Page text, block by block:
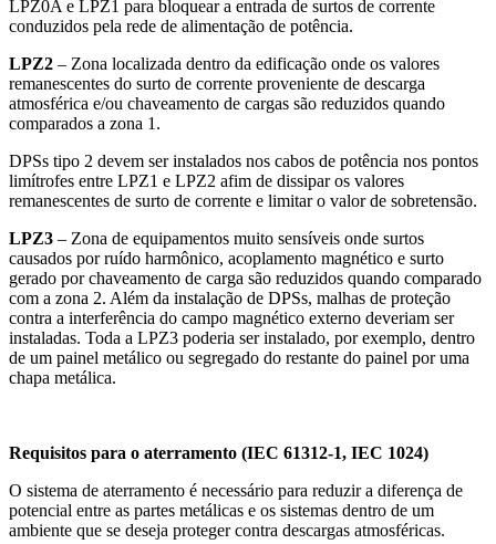
LPZ0A e LPZ1 para bloquear a entrada de surtos de corrente
conduzidos pela rede de alimentação de potência.
LPZ2 – Zona localizada dentro da edificação onde os valores
remanescentes do surto de corrente proveniente de descarga
atmosférica e/ou chaveamento de cargas são reduzidos quando
comparados a zona 1.
DPSs tipo 2 devem ser instalados nos cabos de potência nos pontos
limítrofes entre LPZ1 e LPZ2 afim de dissipar os valores
remanescentes de surto de corrente e limitar o valor de sobretensão.
LPZ3 – Zona de equipamentos muito sensíveis onde surtos
causados por ruído harmônico, acoplamento magnético e surto
gerado por chaveamento de carga são reduzidos quando comparado
com a zona 2. Além da instalação de DPSs, malhas de proteção
contra a interferência do campo magnético externo deveriam ser
instaladas. Toda a LPZ3 poderia ser instalado, por exemplo, dentro
de um painel metálico ou segregado do restante do painel por uma
chapa metálica.
Requisitos para o aterramento (IEC 61312-1, IEC 1024)
O sistema de aterramento é necessário para reduzir a diferença de
potencial entre as partes metálicas e os sistemas dentro de um
ambiente que se deseja proteger contra descargas atmosféricas.